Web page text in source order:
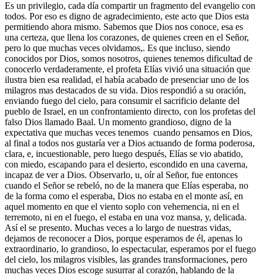
Es un privilegio, cada día compartir un fragmento del evangelio con
todos. Por eso es digno de agradecimiento, este acto que Dios esta
permitiendo ahora mismo. Sabemos que Dios nos conoce, esa es
una certeza, que llena los corazones, de quienes creen en el Señor,
pero lo que muchas veces olvidamos,. Es que incluso, siendo
conocidos por Dios, somos nosotros, quienes tenemos dificultad de
conocerlo verdaderamente, el profeta Elías vivió una situación que
ilustra bien esa realidad, el había acabado de presenciar uno de los
milagros mas destacados de su vida. Dios respondió a su oración,
enviando fuego del cielo, para consumir el sacrificio delante del
pueblo de Israel, en un confrontamiento directo, con los profetas del
falso Dios llamado Baal. Un momento grandioso, digno de la
expectativa que muchas veces tenemos cuando pensamos en Dios,
al final a todos nos gustaría ver a Dios actuando de forma poderosa,
clara, e, incuestionable, pero luego después, Elías se vio abatido,
con miedo, escapando para el desierto, escondido en una caverna,
incapaz de ver a Dios. Observarlo, u, oír al Señor, fue entonces
cuando el Señor se rebeló, no de la manera que Elías esperaba, no
de la forma como el esperaba, Dios no estaba en el monte así, en
aquel momento en que el viento soplo con vehemencia, ni en el
terremoto, ni en el fuego, el estaba en una voz mansa, y, delicada.
Así el se presento. Muchas veces a lo largo de nuestras vidas,
dejamos de reconocer a Dios, porque esperamos de él, apenas lo
extraordinario, lo grandioso, lo espectacular, esperamos por el fuego
del cielo, los milagros visibles, las grandes transformaciones, pero
muchas veces Dios escoge susurrar al corazón, hablando de la